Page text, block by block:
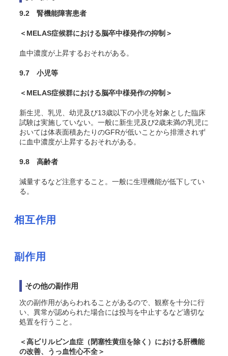
9.2 腎機能障害患者
＜MELAS症候群における脳卒中様発作の抑制＞
血中濃度が上昇するおそれがある。
9.7 小児等
＜MELAS症候群における脳卒中様発作の抑制＞
新生児、乳児、幼児及び13歳以下の小児を対象とした臨床
試験は実施していない。一般に新生児及び2歳未満の乳児に
おいては体表面積あたりのGFRが低いことから排泄されず
に血中濃度が上昇するおそれがある。
9.8 高齢者
減量するなど注意すること。一般に生理機能が低下してい
る。
相互作用
副作用
その他の副作用
次の副作用があらわれることがあるので、観察を十分に行
い、異常が認められた場合には投与を中止するなど適切な
処置を行うこと。
＜高ビリルビン血症（閉塞性黄疸を除く）における肝機能
の改善、うっ血性心不全＞